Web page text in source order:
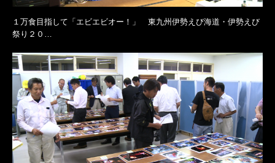
１万食目指して「エビエビオー！」 東九州伊勢えび海道・伊勢えび
祭り２０…